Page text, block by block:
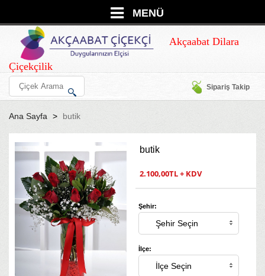
MENÜ
Akçaabat Dilara
Çiçekçilik
Sipariş Takip
Ana Sayfa butik
butik
2.100,00TL + KDV
Şehir:
İlçe: